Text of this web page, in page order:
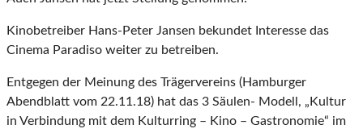
Kinobetreiber Hans-Peter Jansen bekundet Interesse das
Cinema Paradiso weiter zu betreiben.
Entgegen der Meinung des Trägervereins (Hamburger
Abendblatt vom 22.11.18) hat das 3 Säulen- Modell, „Kultur
in Verbindung mit dem Kulturring – Kino – Gastronomie“ im